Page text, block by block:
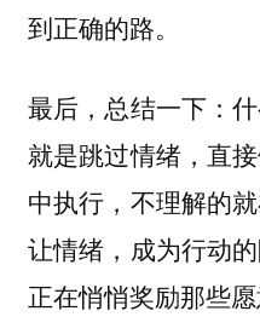
到正确的路。
最后，总结一下：
就是跳过情绪，直
中执行，不理解的就
让情绪，成为行动
正在悄悄奖励那些愿